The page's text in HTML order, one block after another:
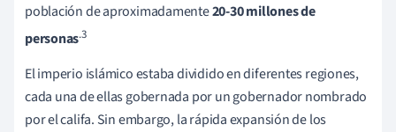
población de aproximadamente20-30 millones de
personas.3
El imperio islámico estaba dividido en diferentes regiones,
cada una de ellas gobernada por un gobernador nombrado
por el califa. Sin embargo, la rápida expansión de los